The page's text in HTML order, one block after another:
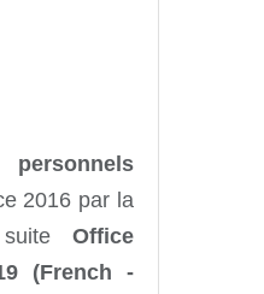
2016 par la
Office
(French -